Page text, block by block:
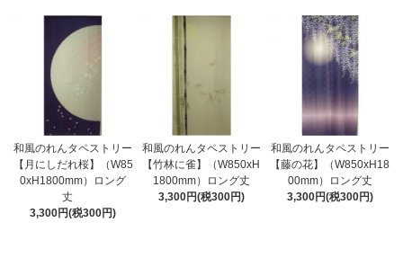
和風のれんタペストリー
【月にしだれ桜】（W85
0xH1800mm）ロング
丈
3,300円(税300円)
和風のれんタペストリー
【竹林に雀】（W850xH
1800mm）ロング丈
3,300円(税300円)
和風のれんタペストリー
【藤の花】（W850xH18
00mm）ロング丈
3,300円(税300円)